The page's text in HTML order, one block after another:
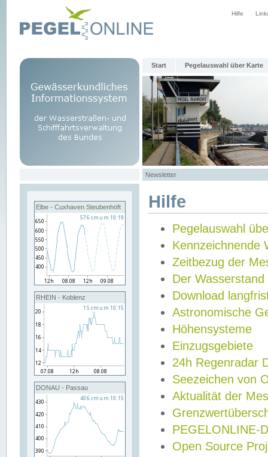
Hilfe
Start Pegelauswahl über Karte
Newsletter
Elbe - Cuxhaven Steubenhöft
RHEIN - Koblenz
DONAU - Passau
Hilfe
Pegelauswahl
Kennzeichnende
Zeitbezug der
Der Wasserstand
Download
Astronomische
Höhensysteme
Einzugsgebiete
24h Regenradar
Seezeichen von
Aktualität der
PEGELONLINE-
Open Source